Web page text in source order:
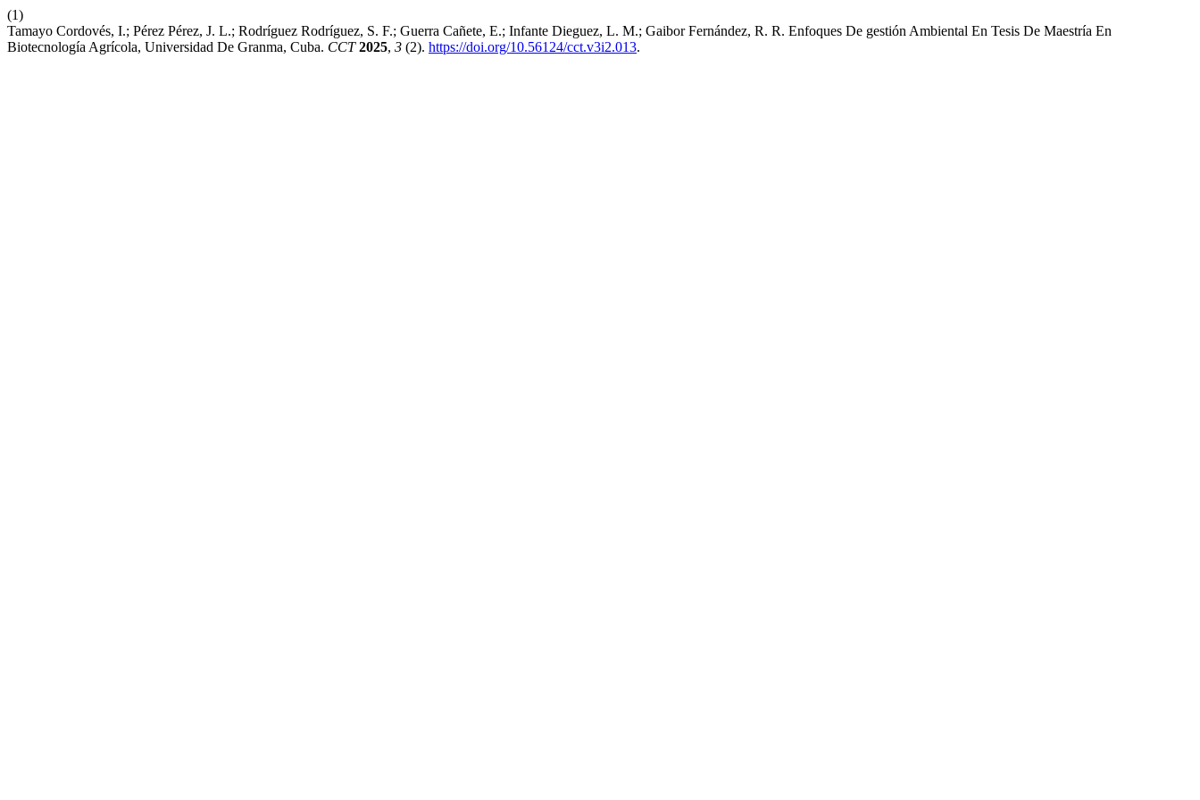
(1)
Tamayo Cordovés, I.; Pérez Pérez, J. L.; Rodríguez Rodríguez, S. F.; Guerra Cañete, E.; Infante Dieguez, L. M.; Gaibor Fernández, R. R. Enfoques De gestión Ambiental En Tesis De Maestría En
Biotecnología Agrícola, Universidad De Granma, Cuba. CCT 2025, 3 (2). https://doi.org/10.56124/cct.v3i2.013.